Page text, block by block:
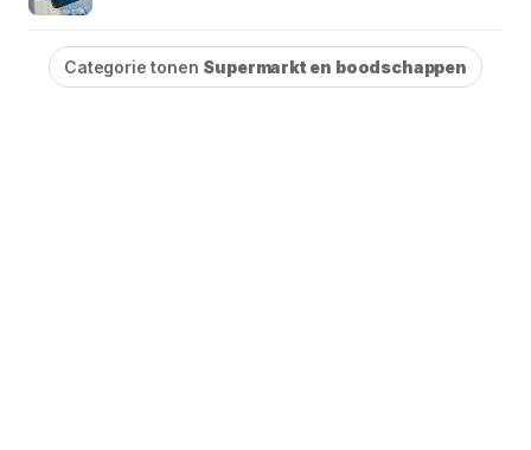
Categorie tonen Supermarkt en boodschappen